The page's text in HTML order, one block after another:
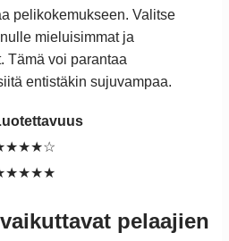
pelikokemukseen. Valitse
mieluisimmat ja
Tämä voi parantaa
entistäkin sujuvampaa.
pelaajien